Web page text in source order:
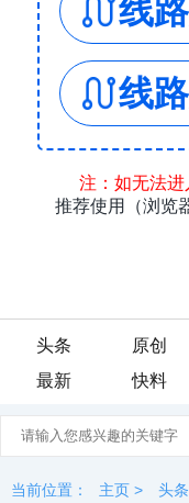
头条 原创
最新
快料
当前位置： 主页 > 头条